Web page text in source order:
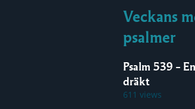
Veckans
psalmer
Psalm 539 –
dräkt
611 views